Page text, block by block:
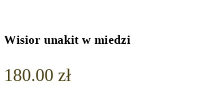
Wisior unakit w miedzi
180.00 zł